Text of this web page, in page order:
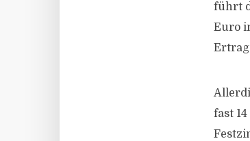
führt
Euro
Ertrag
fast